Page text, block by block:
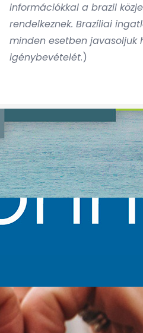
információkkal a brazil
rendelkeznek. Brazíliai
minden esetben javasoljuk
igénybevételét.)